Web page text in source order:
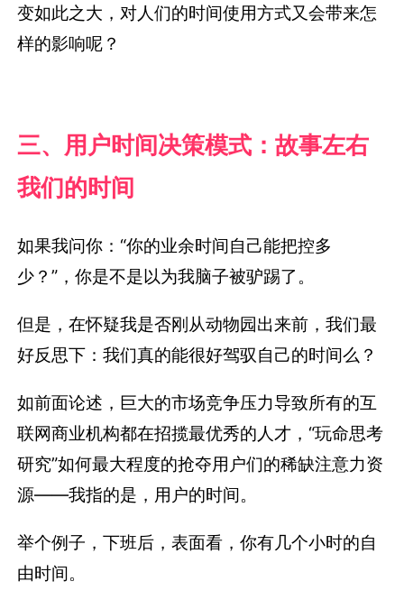
变如此之大，对人们的时间使用方式又会带来怎
样的影响呢？
三、用户时间决策模式：故事左右
我们的时间
如果我问你：“你的业余时间自己能把控多
少？”，你是不是以为我脑子被驴踢了。
但是，在怀疑我是否刚从动物园出来前，我们最
好反思下：我们真的能很好驾驭自己的时间么？
如前面论述，巨大的市场竞争压力导致所有的互
联网商业机构都在招揽最优秀的人才，“玩命思考
研究”如何最大程度的抢夺用户们的稀缺注意力资
源——我指的是，用户的时间。
举个例子，下班后，表面看，你有几个小时的自
由时间。